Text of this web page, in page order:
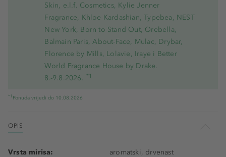
Skin, e.l.f. Cosmetics, Kylie Jenner
Fragrance, Khloe Kardashian, Typebea, NEST
New York, Born to Stand Out, Orebella,
Balmain Paris, About-Face, Mulac, Drybar,
Florence by Mills, Lolavie, Iraye i Better
World Fragrance House by Drake.
8.-9.8.2026. *1
*1 Ponuda vrijedi do 10.08.2026
OPIS
Vrsta mirisa:
aromatski, drvenast